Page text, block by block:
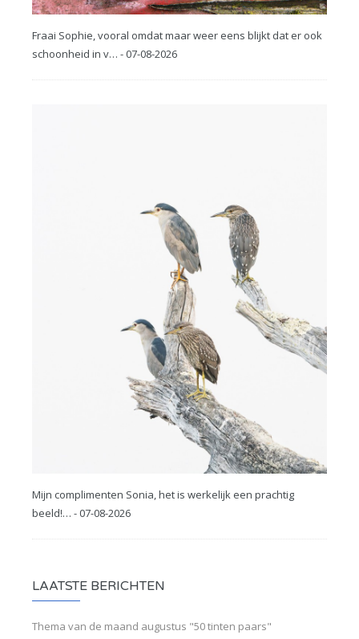
Fraai Sophie, vooral omdat maar weer eens blijkt dat er ook
schoonheid in v… - 07-08-2026
Mijn complimenten Sonia, het is werkelijk een prachtig
beeld!… - 07-08-2026
LAATSTE BERICHTEN
Thema van de maand augustus "50 tinten paars"